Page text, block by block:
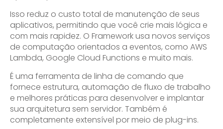
Isso reduz o custo total de manutenção de seus
aplicativos, permitindo que você crie mais lógica e
com mais rapidez. O Framework usa novos serviços
de computação orientados a eventos, como AWS
Lambda, Google Cloud Functions e muito mais.
É uma ferramenta de linha de comando que
fornece estrutura, automação de fluxo de trabalho
e melhores práticas para desenvolver e implantar
sua arquitetura sem servidor. Também é
completamente extensível por meio de plug-ins.